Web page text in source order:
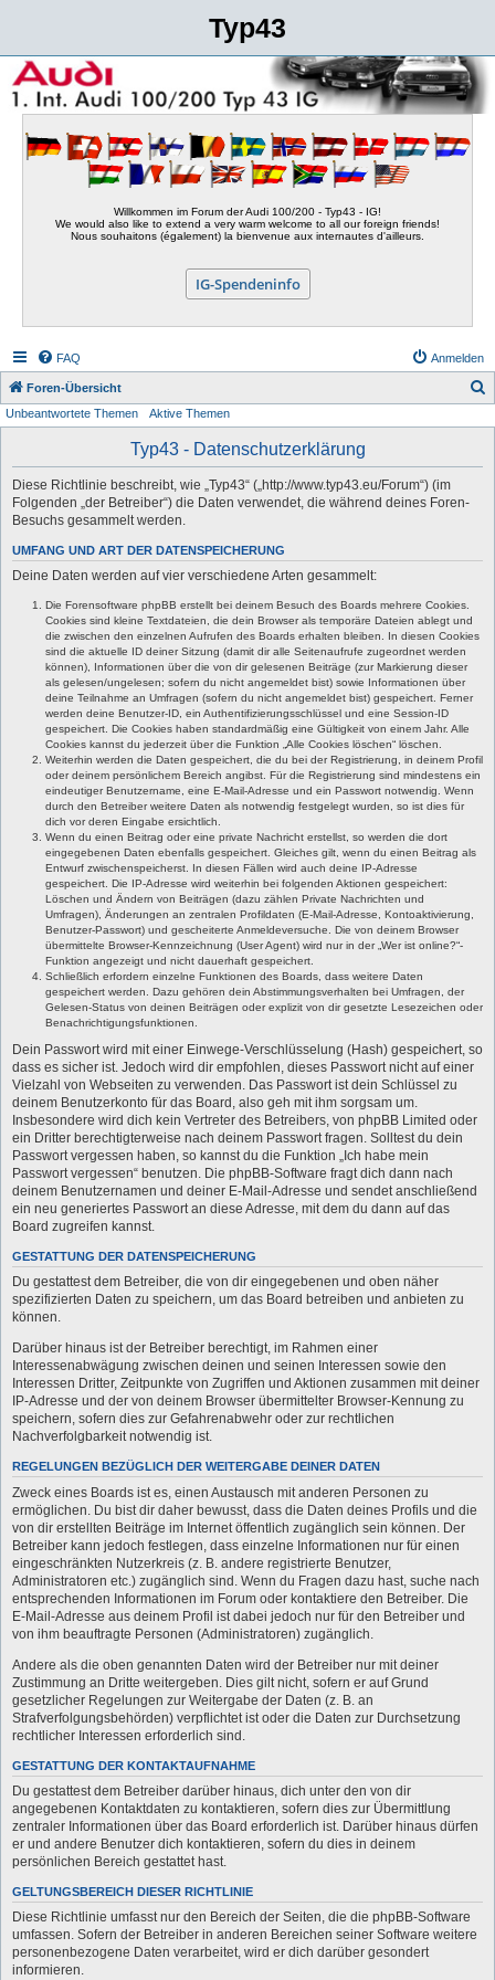
Typ43
Willkommen im Forum der Audi 100/200 - Typ43 - IG!
We would also like to extend a very warm welcome to all our foreign friends!
Nous souhaitons (également) la bienvenue aux internautes d'ailleurs.
IG-Spendeninfo
FAQ Anmelden
Foren-Übersicht
Unbeantwortete Themen Aktive Themen
Typ43 - Datenschutzerklärung
Diese Richtlinie beschreibt, wie „Typ43“ („http://www.typ43.eu/Forum“) (im
Folgenden „der Betreiber“) die Daten verwendet, die während deines Foren-
Besuchs gesammelt werden.
UMFANG UND ART DER DATENSPEICHERUNG
Deine Daten werden auf vier verschiedene Arten gesammelt:
Die Forensoftware phpBB erstellt bei deinem Besuch des Boards mehrere Cookies.
Cookies sind kleine Textdateien, die dein Browser als temporäre Dateien ablegt und
die zwischen den einzelnen Aufrufen des Boards erhalten bleiben. In diesen Cookies
sind die aktuelle ID deiner Sitzung (damit dir alle Seitenaufrufe zugeordnet werden
können), Informationen über die von dir gelesenen Beiträge (zur Markierung dieser
als gelesen/ungelesen; sofern du nicht angemeldet bist) sowie Informationen über
deine Teilnahme an Umfragen (sofern du nicht angemeldet bist) gespeichert. Ferner
werden deine Benutzer-ID, ein Authentifizierungsschlüssel und eine Session-ID
gespeichert. Die Cookies haben standardmäßig eine Gültigkeit von einem Jahr. Alle
Cookies kannst du jederzeit über die Funktion „Alle Cookies löschen“ löschen.
Weiterhin werden die Daten gespeichert, die du bei der Registrierung, in deinem Profil
oder deinem persönlichem Bereich angibst. Für die Registrierung sind mindestens ein
eindeutiger Benutzername, eine E-Mail-Adresse und ein Passwort notwendig. Wenn
durch den Betreiber weitere Daten als notwendig festgelegt wurden, so ist dies für
dich vor deren Eingabe ersichtlich.
Wenn du einen Beitrag oder eine private Nachricht erstellst, so werden die dort
eingegebenen Daten ebenfalls gespeichert. Gleiches gilt, wenn du einen Beitrag als
Entwurf zwischenspeicherst. In diesen Fällen wird auch deine IP-Adresse
gespeichert. Die IP-Adresse wird weiterhin bei folgenden Aktionen gespeichert:
Löschen und Ändern von Beiträgen (dazu zählen Private Nachrichten und
Umfragen), Änderungen an zentralen Profildaten (E-Mail-Adresse, Kontoaktivierung,
Benutzer-Passwort) und gescheiterte Anmeldeversuche. Die von deinem Browser
übermittelte Browser-Kennzeichnung (User Agent) wird nur in der „Wer ist online?“-
Funktion angezeigt und nicht dauerhaft gespeichert.
Schließlich erfordern einzelne Funktionen des Boards, dass weitere Daten
gespeichert werden. Dazu gehören dein Abstimmungsverhalten bei Umfragen, der
Gelesen-Status von deinen Beiträgen oder explizit von dir gesetzte Lesezeichen oder
Benachrichtigungsfunktionen.
Dein Passwort wird mit einer Einwege-Verschlüsselung (Hash) gespeichert, so
dass es sicher ist. Jedoch wird dir empfohlen, dieses Passwort nicht auf einer
Vielzahl von Webseiten zu verwenden. Das Passwort ist dein Schlüssel zu
deinem Benutzerkonto für das Board, also geh mit ihm sorgsam um.
Insbesondere wird dich kein Vertreter des Betreibers, von phpBB Limited oder
ein Dritter berechtigterweise nach deinem Passwort fragen. Solltest du dein
Passwort vergessen haben, so kannst du die Funktion „Ich habe mein
Passwort vergessen“ benutzen. Die phpBB-Software fragt dich dann nach
deinem Benutzernamen und deiner E-Mail-Adresse und sendet anschließend
ein neu generiertes Passwort an diese Adresse, mit dem du dann auf das
Board zugreifen kannst.
GESTATTUNG DER DATENSPEICHERUNG
Du gestattest dem Betreiber, die von dir eingegebenen und oben näher
spezifizierten Daten zu speichern, um das Board betreiben und anbieten zu
können.
Darüber hinaus ist der Betreiber berechtigt, im Rahmen einer
Interessenabwägung zwischen deinen und seinen Interessen sowie den
Interessen Dritter, Zeitpunkte von Zugriffen und Aktionen zusammen mit deiner
IP-Adresse und der von deinem Browser übermittelter Browser-Kennung zu
speichern, sofern dies zur Gefahrenabwehr oder zur rechtlichen
Nachverfolgbarkeit notwendig ist.
REGELUNGEN BEZÜGLICH DER WEITERGABE DEINER DATEN
Zweck eines Boards ist es, einen Austausch mit anderen Personen zu
ermöglichen. Du bist dir daher bewusst, dass die Daten deines Profils und die
von dir erstellten Beiträge im Internet öffentlich zugänglich sein können. Der
Betreiber kann jedoch festlegen, dass einzelne Informationen nur für einen
eingeschränkten Nutzerkreis (z. B. andere registrierte Benutzer,
Administratoren etc.) zugänglich sind. Wenn du Fragen dazu hast, suche nach
entsprechenden Informationen im Forum oder kontaktiere den Betreiber. Die
E-Mail-Adresse aus deinem Profil ist dabei jedoch nur für den Betreiber und
von ihm beauftragte Personen (Administratoren) zugänglich.
Andere als die oben genannten Daten wird der Betreiber nur mit deiner
Zustimmung an Dritte weitergeben. Dies gilt nicht, sofern er auf Grund
gesetzlicher Regelungen zur Weitergabe der Daten (z. B. an
Strafverfolgungsbehörden) verpflichtet ist oder die Daten zur Durchsetzung
rechtlicher Interessen erforderlich sind.
GESTATTUNG DER KONTAKTAUFNAHME
Du gestattest dem Betreiber darüber hinaus, dich unter den von dir
angegebenen Kontaktdaten zu kontaktieren, sofern dies zur Übermittlung
zentraler Informationen über das Board erforderlich ist. Darüber hinaus dürfen
er und andere Benutzer dich kontaktieren, sofern du dies in deinem
persönlichen Bereich gestattet hast.
GELTUNGSBEREICH DIESER RICHTLINIE
Diese Richtlinie umfasst nur den Bereich der Seiten, die die phpBB-Software
umfassen. Sofern der Betreiber in anderen Bereichen seiner Software weitere
personenbezogene Daten verarbeitet, wird er dich darüber gesondert
informieren.